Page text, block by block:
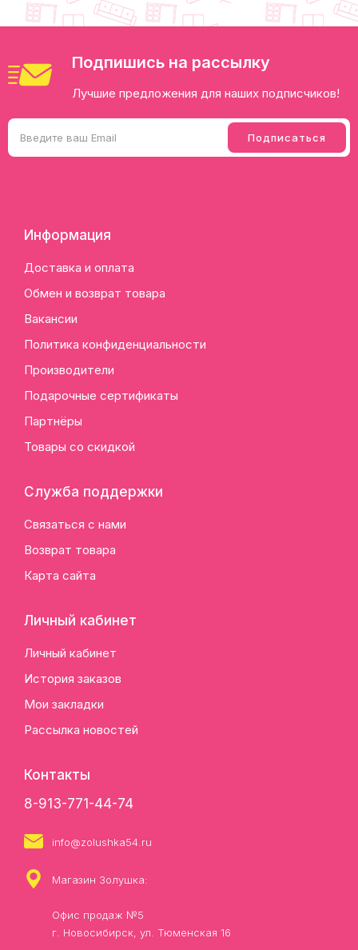
Подпишись на рассылку
Лучшие предложения для наших подписчиков!
Информация
Доставка и оплата
Обмен и возврат товара
Вакансии
Политика конфиденциальности
Производители
Подарочные сертификаты
Партнёры
Товары со скидкой
Служба поддержки
Связаться с нами
Возврат товара
Карта сайта
Личный кабинет
Личный кабинет
История заказов
Мои закладки
Рассылка новостей
Контакты
8-913-771-44-74
info@zolushka54.ru
Магазин Золушка:
Офис продаж №5
г. Новосибирск, ул. Тюменская 16